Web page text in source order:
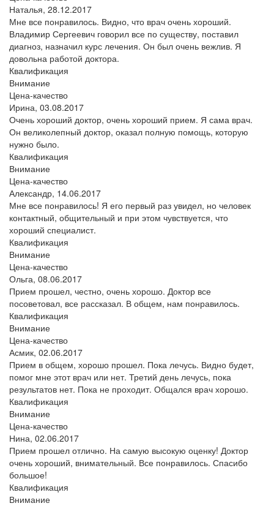
Наталья, 28.12.2017
Мне все понравилось. Видно, что врач очень хороший.
Владимир Сергеевич говорил все по существу, поставил
диагноз, назначил курс лечения. Он был очень вежлив. Я
довольна работой доктора.
Квалификация
Внимание
Цена-качество
Ирина, 03.08.2017
Очень хороший доктор, очень хороший прием. Я сама врач.
Он великолепный доктор, оказал полную помощь, которую
нужно было.
Квалификация
Внимание
Цена-качество
Александр, 14.06.2017
Мне все понравилось! Я его первый раз увидел, но человек
контактный, общительный и при этом чувствуется, что
хороший специалист.
Квалификация
Внимание
Цена-качество
Ольга, 08.06.2017
Прием прошел, честно, очень хорошо. Доктор все
посоветовал, все рассказал. В общем, нам понравилось.
Квалификация
Внимание
Цена-качество
Асмик, 02.06.2017
Прием в общем, хорошо прошел. Пока лечусь. Видно будет,
помог мне этот врач или нет. Третий день лечусь, пока
результатов нет. Пока не проходит. Общался врач хорошо.
Квалификация
Внимание
Цена-качество
Нина, 02.06.2017
Прием прошел отлично. На самую высокую оценку! Доктор
очень хороший, внимательный. Все понравилось. Спасибо
большое!
Квалификация
Внимание